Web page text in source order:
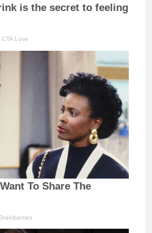
is the secret to feeling
CTA Love
To Share The
Brainberries